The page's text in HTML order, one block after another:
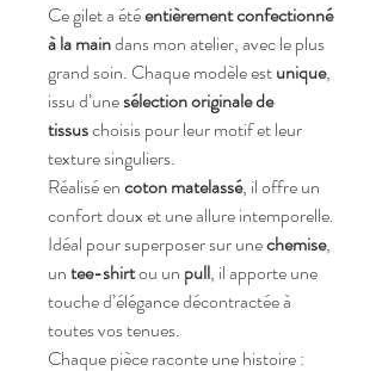
Ce gilet a étéentièrement confectionné
à la maindans mon atelier, avec le plus
grand soin. Chaque modèle estunique,
issu d’unesélection originale de
tissuschoisis pour leur motif et leur
texture singuliers.
Réalisé encoton matelassé, il offre un
confort doux et une allure intemporelle.
Idéal pour superposer sur unechemise,
untee-shirtou un pull, il apporte une
touche d’élégance décontractée à
toutes vos tenues.
Chaque pièce raconte une histoire :